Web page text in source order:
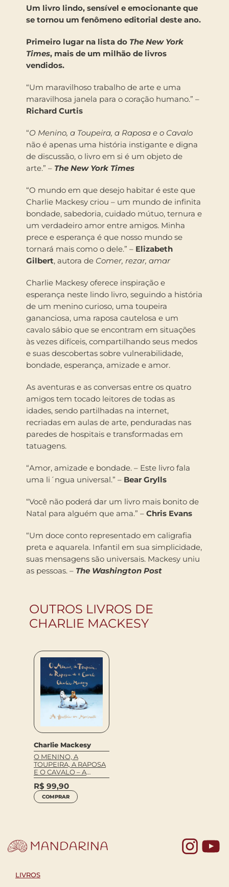
Um livro lindo, sensível e emocionante que
se tornou um fenômeno editorial deste ano.
Primeiro lugar na lista do The New York
Times, mais de um milhão de livros
vendidos.
“Um maravilhoso trabalho de arte e uma
maravilhosa janela para o coração humano.” –
Richard Curtis
“O Menino, a Toupeira, a Raposa e o Cavalo
não é apenas uma história instigante e digna
de discussão, o livro em si é um objeto de
arte.” – The New York Times
“O mundo em que desejo habitar é este que
Charlie Mackesy criou – um mundo de infinita
bondade, sabedoria, cuidado mútuo, ternura e
um verdadeiro amor entre amigos. Minha
prece e esperança é que nosso mundo se
tornará mais como o dele.” – Elizabeth
Gilbert, autora de Comer, rezar, amar
Charlie Mackesy oferece inspiração e
esperança neste lindo livro, seguindo a história
de um menino curioso, uma toupeira
gananciosa, uma raposa cautelosa e um
cavalo sábio que se encontram em situações
às vezes difíceis, compartilhando seus medos
e suas descobertas sobre vulnerabilidade,
bondade, esperança, amizade e amor.
As aventuras e as conversas entre os quatro
amigos tem tocado leitores de todas as
idades, sendo partilhadas na internet,
recriadas em aulas de arte, penduradas nas
paredes de hospitais e transformadas em
tatuagens.
“Amor, amizade e bondade. – Este livro fala
uma li´ngua universal.” – Bear Grylls
“Você não poderá dar um livro mais bonito de
Natal para alguém que ama.” – Chris Evans
“Um doce conto representado em caligrafia
preta e aquarela. Infantil em sua simplicidade,
suas mensagens são universais. Mackesy uniu
as pessoas. – The Washington Post
OUTROS LIVROS DE
CHARLIE MACKESY
Charlie Mackesy
O MENINO, A
TOUPEIRA, A RAPOSA
E O CAVALO – A
HISTÓRIA EM
MOVIMENTO
R$ 99,90
COMPRAR
LIVROS